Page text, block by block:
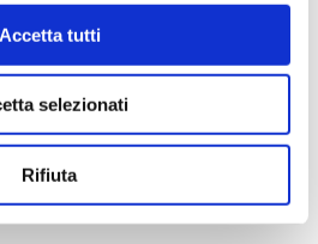
Accetta tutti
selezionati
Rifiuta
e Anyma – Organic Farm
S.co.a.r.l.
Aronne
Claudio